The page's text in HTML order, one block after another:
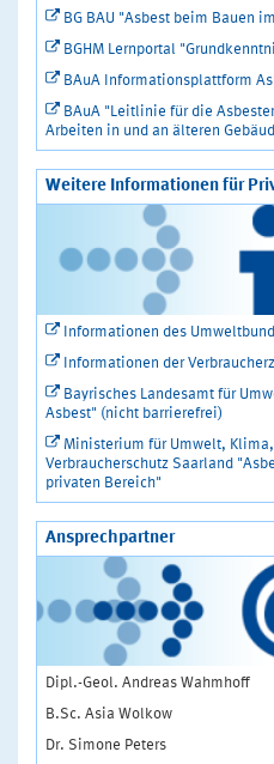
BG BAU "Asbest beim Bauen
BGHM Lernportal
BAuA Informationsplattform
BAuA "Leitlinie für die
Arbeiten in und an älteren
Weitere Informationen für
Informationen des
Informationen der
Bayrisches Landesamt für
Asbest" (nicht barrierefrei)
Ministerium für Umwelt,
Verbraucherschutz Saarland
privaten Bereich"
Ansprechpartner
Dipl.-Geol. Andreas Wahmhoff
B.Sc. Asia Wolkow
Dr. Simone Peters